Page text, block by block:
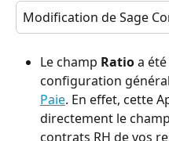
Modification de Sage
Le champ Ratio a
configuration
Paie. En effet, cette
directement le champ
contrats RH de vos